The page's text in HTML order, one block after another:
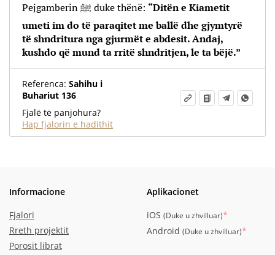
Pejgamberin ﷺ duke thënë: “Ditën e Kiametit
umeti im do të paraqitet me ballë dhe gjymtyrë
të shndritura nga gjurmët e abdesit. Andaj,
kushdo që mund ta rritë shndritjen, le ta bëjë.”
Referenca: Sahihu i
Buhariut 136
Fjalë të panjohura?
Hap fjalorin e hadithit
Informacione
Fjalori
Rreth projektit
Porosit librat
Aplikacionet
iOS (Duke u zhvilluar)*
Android (Duke u zhvilluar)*